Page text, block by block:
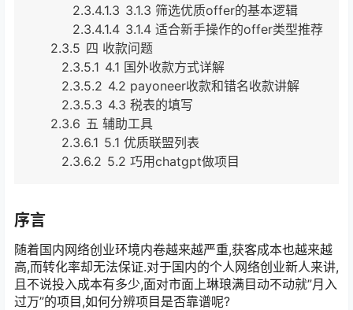
2.3.4.1.3 3.1.3 筛选优质offer的基本逻辑
2.3.4.1.4 3.1.4 适合新手操作的offer类型推荐
2.3.5 四 收款问题
2.3.5.1 4.1 国外收款方式详解
2.3.5.2 4.2 payoneer收款和错名收款讲解
2.3.5.3 4.3 税表的填写
2.3.6 五 辅助工具
2.3.6.1 5.1 优质联盟列表
2.3.6.2 5.2 巧用chatgpt做项目
序言
随着国内网络创业环境内卷越来越严重,获客成本也越来越
高,而转化率却无法保证.对于国内的个人网络创业新人来讲,
且不说投入成本有多少,面对市面上琳琅满目动不动就”月入
过万”的项目,如何分辨项目是否靠谱呢?